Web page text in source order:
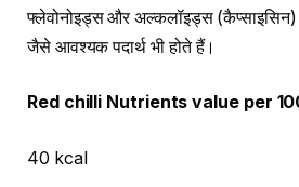
फ्लेवोनोइड्स और अल्कलॉइड्स (कैप्साइसिन)
जैसे आवश्यक पदार्थ भी होते हैं।
Red chilli Nutrients value per
40 kcal